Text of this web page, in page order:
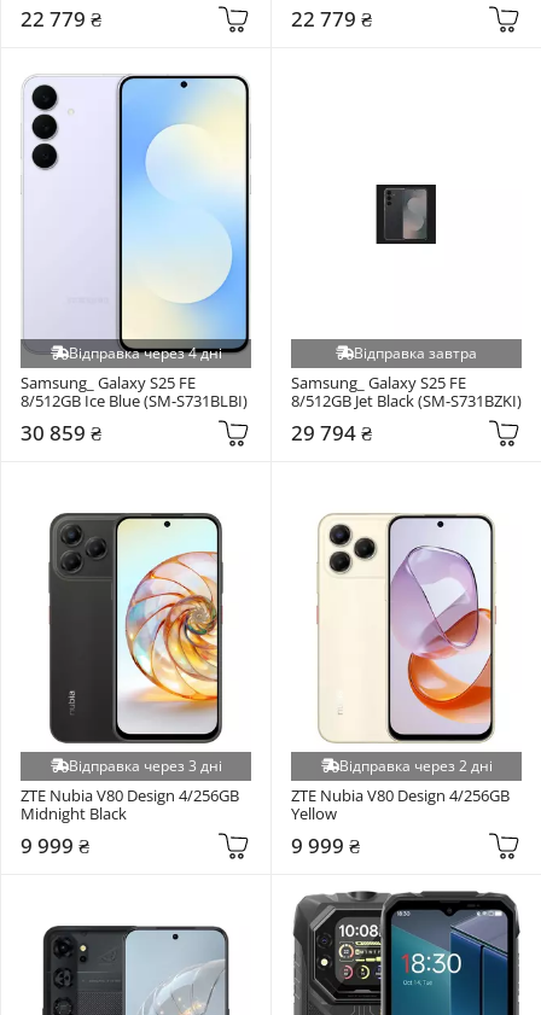
22 779 ₴ 22 779 ₴
Відправка через 4 дні
Samsung_ Galaxy S25 FE
8/512GB Ice Blue (SM-S731BLBI)
30 859 ₴
Відправка завтра
Samsung_ Galaxy S25 FE
8/512GB Jet Black (SM-S731BZKI)
29 794 ₴
Відправка через 3 дні
ZTE Nubia V80 Design 4/256GB
Midnight Black
9 999 ₴
Відправка через 2 дні
ZTE Nubia V80 Design 4/256GB
Yellow
9 999 ₴